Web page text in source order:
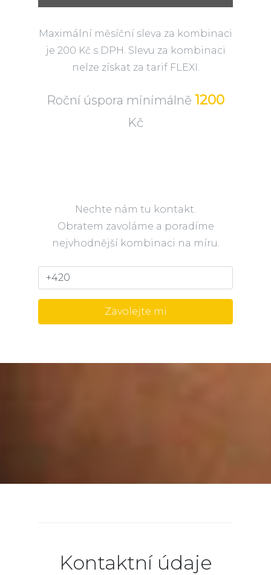
Maximální měsíční sleva za kombinaci
je 200 Kč s DPH. Slevu za kombinaci
nelze získat za tarif FLEXI.
Roční úspora minimálně 1200
Kč
Nechte nám tu kontakt.
Obratem zavoláme a poradíme
nejvhodnější kombinaci na míru.
Kontaktní údaje